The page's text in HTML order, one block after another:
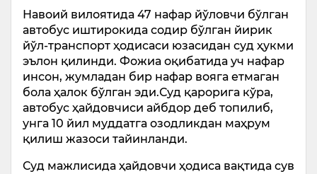
Навоий вилоятида 47 нафар йўловчи бўлган
автобус иштирокида содир бўлган йирик
йўл-транспорт ҳодисаси юзасидан суд ҳукми
эълон қилинди. Фожиа оқибатида уч нафар
инсон, жумладан бир нафар вояга етмаган
бола ҳалок бўлган эди.Суд қарорига кўра,
автобус ҳайдовчиси айбдор деб топилиб,
унга 10 йил муддатга озодликдан маҳрум
қилиш жазоси тайинланди.
Суд мажлисида ҳайдовчи ҳодиса вақтида сув